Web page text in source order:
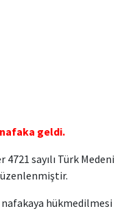
geldi.
sayılı Türk Medeni
hükmedilmesi